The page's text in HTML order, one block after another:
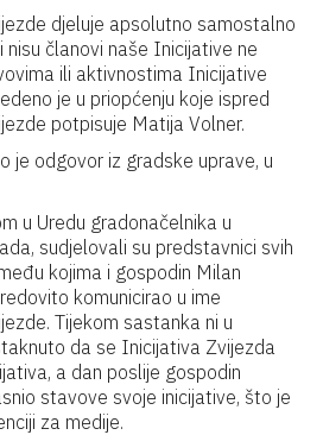
djeluje apsolutno samostalno
nisu članovi naše Inicijative ne
ili aktivnostima Inicijative
je u priopćenju koje ispred
potpisuje Matija Volner.
je odgovor iz gradske uprave, u
u Uredu gradonačelnika u
sudjelovali su predstavnici svih
kojima i gospodin Milan
komunicirao u ime
Tijekom sastanka ni u
da se Inicijativa Zvijezda
a dan poslije gospodin
stavove svoje inicijative, što je
za medije.